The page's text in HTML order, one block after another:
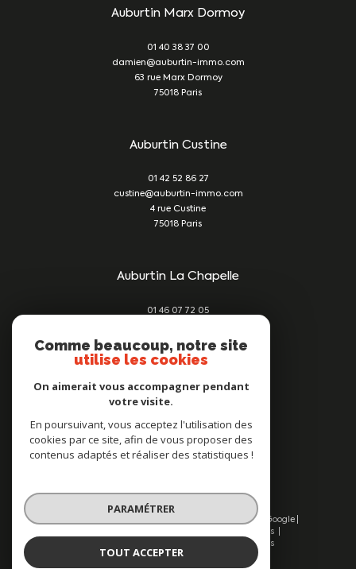
Auburtin Marx Dormoy
01 40 38 37 00
damien@auburtin-immo.com
63 rue Marx Dormoy
75018
Paris
Auburtin Custine
01 42 52 86 27
custine@auburtin-immo.com
4 rue Custine
75018
Paris
Auburtin La Chapelle
01 46 07 72 05
209 rue du Faubourg St Denis
75010 Paris
Nous suivre sur
© 2026 | Tous droits réservés | Traduction powered by Google |
Mentions légales
Cookies
Comme beaucoup, notre site
utilise les cookies
On aimerait vous accompagner pendant
votre visite.
En poursuivant, vous acceptez l'utilisation des
cookies par ce site, afin de vous proposer des
contenus adaptés et réaliser des statistiques !
PARAMÉTRER
TOUT ACCEPTER